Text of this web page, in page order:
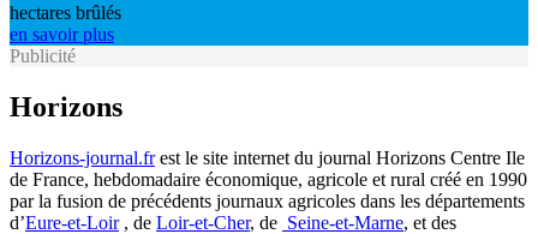
hectares brûlés
en savoir plus
Publicité
Horizons
Horizons-journal.frest le site internet du journal Horizons Centre Ile
de France, hebdomadaire économique, agricole et rural créé en 1990
par la fusion de précédents journaux agricoles dans les départements
d’Eure-et-Loir, de Loir-et-Cher, de Seine-et-Marne, et des